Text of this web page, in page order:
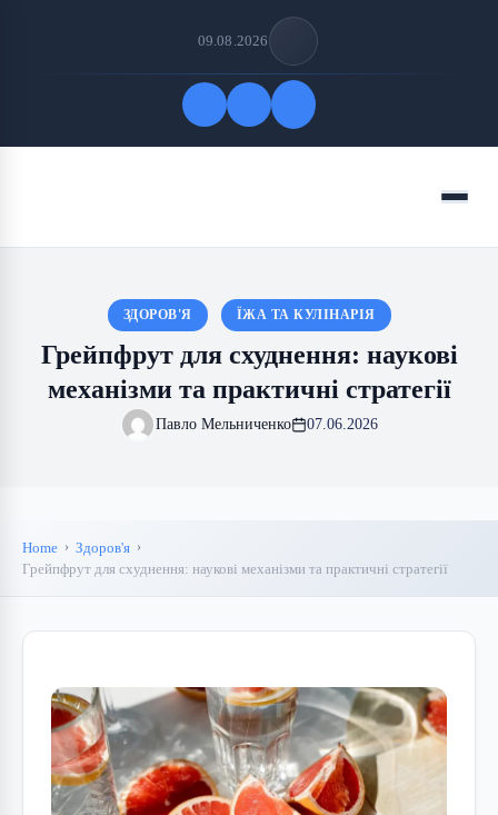
09.08.2026
Menu
ЗДОРОВ'Я ЇЖА ТА КУЛІНАРІЯ
Грейпфрут для схуднення: наукові
механізми та практичні стратегії
Павло Мельниченко 07.06.2026
Home
Здоров'я
Грейпфрут для схуднення: наукові механізми та практичні стратегії